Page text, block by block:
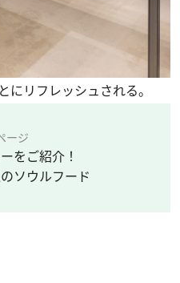
リフレッシュされる。
ージ
をご紹介！
ソウルフード